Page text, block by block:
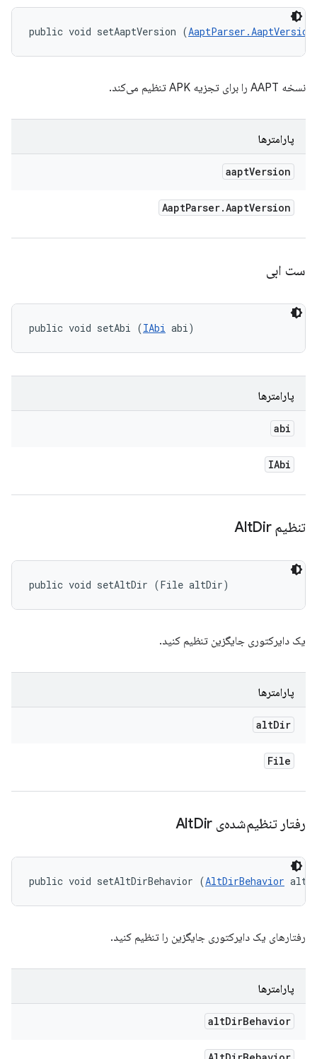
public void setAaptVersion (AaptParser.AaptVersion
نسخه AAPT را برای تجزیه APK تنظیم می‌کند.
پارامترها
aaptVersion
AaptParser.AaptVersion
ست ابی
public void setAbi (IAbi abi)
پارامترها
abi
IAbi
تنظیم AltDir
public void setAltDir (File altDir)
یک دایرکتوری جایگزین تنظیم کنید.
پارامترها
altDir
File
رفتار تنظیم‌شده‌ی Alt Dir
public void setAltDirBehavior (AltDirBehavior
رفتارهای یک دایرکتوری جایگزین را تنظیم کنید.
پارامترها
altDirBehavior